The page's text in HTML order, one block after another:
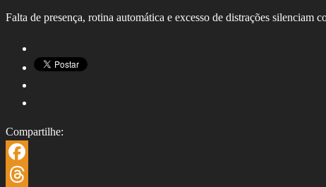
Falta de presença, rotina automática e excesso de distrações
Compartilhe:
Facebook